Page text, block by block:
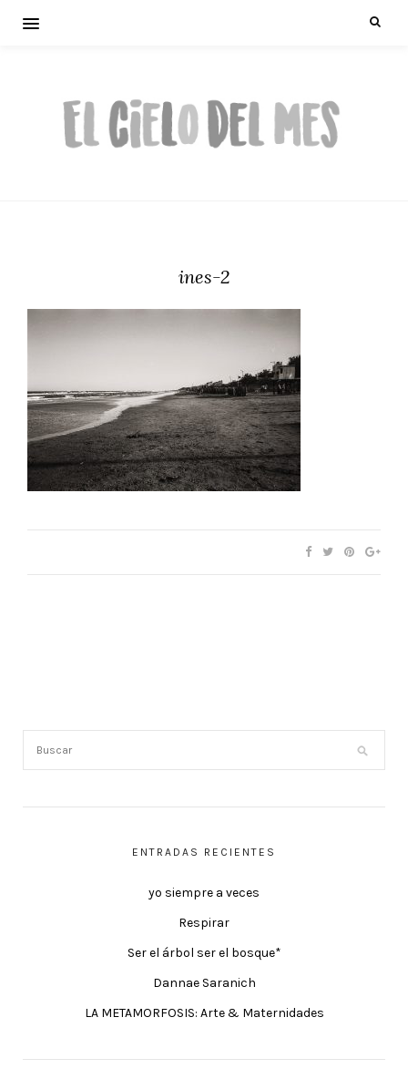
ines-2
ENTRADAS RECIENTES
yo siempre a veces
Respirar
Ser el árbol ser el bosque*
Dannae Saranich
LA METAMORFOSIS: Arte & Maternidades